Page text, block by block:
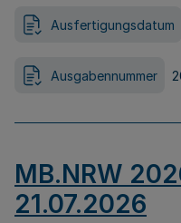
Ausfertigungsdatum
Ausgabennummer
MB.NRW
21.07.2026